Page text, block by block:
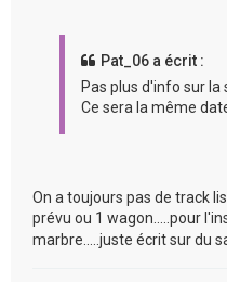
Pat_06 a écrit :
Pas plus d'info sur
Ce sera la même
On a toujours pas de track
prévu ou 1 wagon.....pour
marbre.....juste écrit sur du